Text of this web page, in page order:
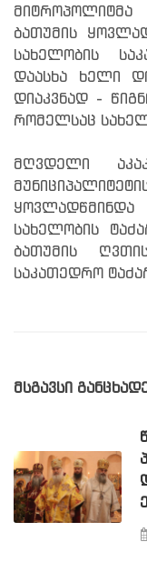
ბათუმის
სახელობის
დაასხა ხელი
დიაკვნად -
რომელსაც
მღვდელი
სახელობის
ბათუმის
საკათედრო
მსგავსი